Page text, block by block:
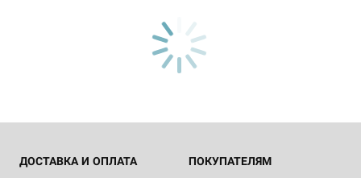
ДОСТАВКА И ОПЛАТА ПОКУПАТЕЛЯМ